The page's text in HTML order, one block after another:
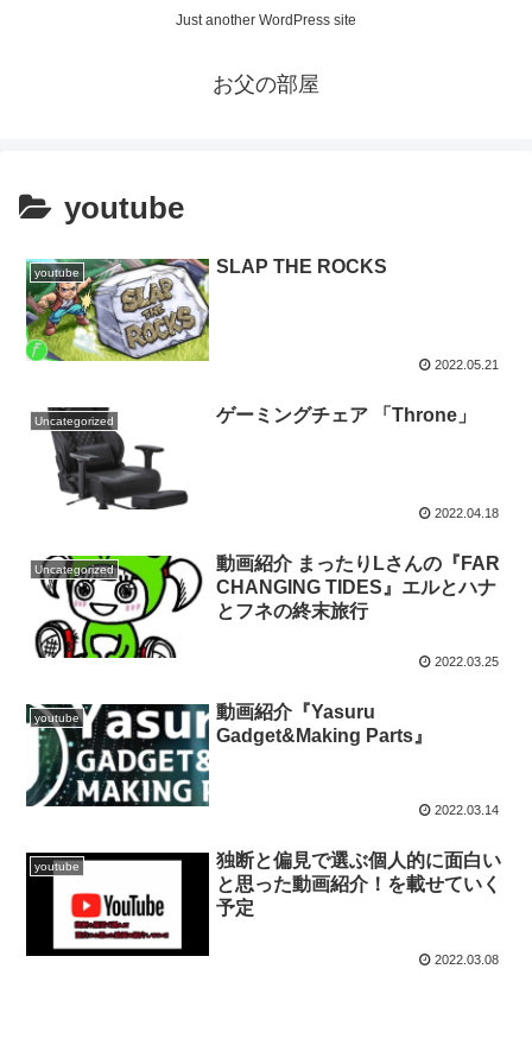
Just another WordPress site
お父の部屋
youtube
youtube SLAP THE ROCKS
2022.05.21
Uncategorized ゲーミングチェア 「Throne」
2022.04.18
Uncategorized
動画紹介 まったりLさんの『FAR
CHANGING TIDES』エルとハナ
とフネの終末旅行
2022.03.25
youtube
動画紹介『Yasuru
Gadget&Making Parts』
2022.03.14
youtube
独断と偏見で選ぶ個人的に面白い
と思った動画紹介！を載せていく
予定
2022.03.08